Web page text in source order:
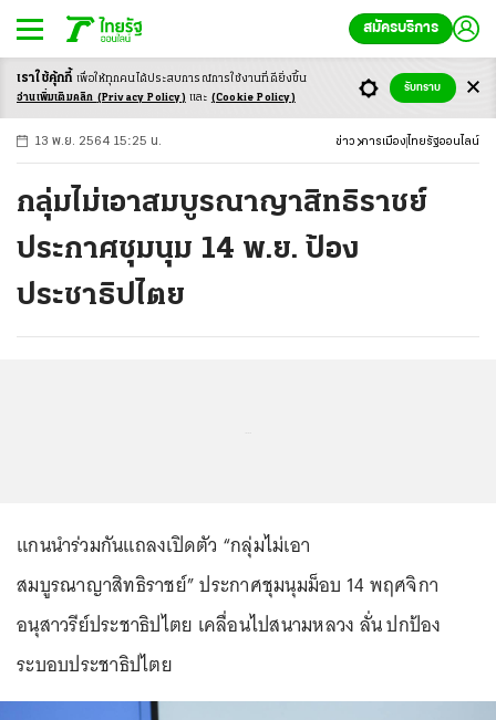
สมัครบริการ
-ก ก ก+
13 พ.ย. 2564 15:25 น. ข่าว การเมือง ไทยรัฐออนไลน์
กลุ่มไม่เอาสมบูรณาญาสิทธิราชย์
ประกาศชุมนุม 14 พ.ย. ป้อง
ประชาธิปไตย
แกนนำร่วมกันแถลงเปิดตัว “กลุ่มไม่เอา
สมบูรณาญาสิทธิราชย์” ประกาศชุมนุมม็อบ 14 พฤศจิกา
อนุสาวรีย์ประชาธิปไตย เคลื่อนไปสนามหลวง ลั่น ปกป้อง
ระบอบประชาธิปไตย
เราใช้คุ้กกี้ เพื่อให้ทุกคนได้ประสบการณ์การใช้งานที่ดียิ่งขึ้น
อ่านเพิ่มเติมคลิก (Privacy Policy) และ (Cookie Policy)
รับทราบ